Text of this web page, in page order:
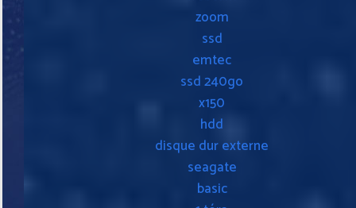
zoom
ssd
emtec
ssd 240go
x150
hdd
disque dur externe
seagate
basic